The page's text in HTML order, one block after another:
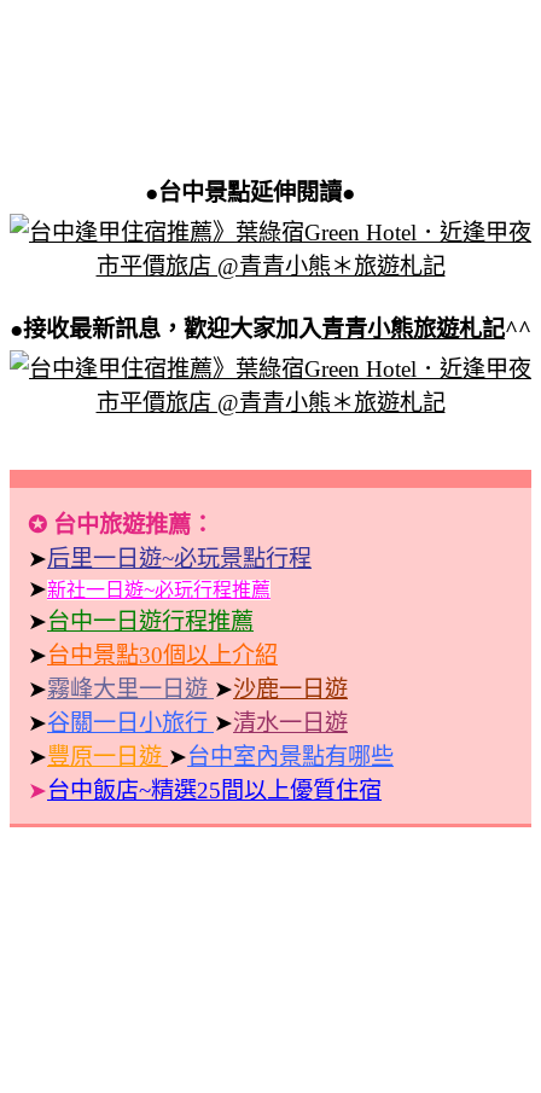
●台中景點延伸閱讀●
●接收最新訊息，歡迎大家加入青青小熊旅遊札記^^
✪ 台中旅遊推薦：
➤后里一日遊~必玩景點行程
➤新社一日遊~必玩行程推薦
➤台中一日遊行程推薦
➤台中景點30個以上介紹
➤霧峰大里一日遊 ➤沙鹿一日遊
➤谷關一日小旅行 ➤清水一日遊
➤豐原一日遊 ➤台中室內景點有哪些
➤台中飯店~精選25間以上優質住宿